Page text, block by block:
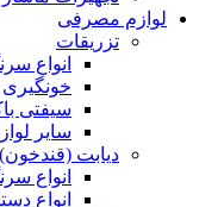
لوازم مصرفی
تزریقات
انواع
خونگیری
سیفتی
سایر
دیابت (قندخون)
انواع
انواع